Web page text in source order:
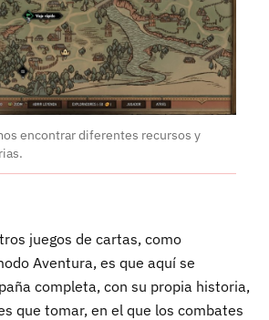
encontrar diferentes recursos y
juegos de cartas, como
Aventura, es que aquí se
completa, con su propia historia,
que tomar, en el que los combates